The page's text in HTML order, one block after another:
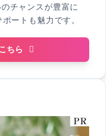
チャンスが豊富に
ートも魅力です。
ちら